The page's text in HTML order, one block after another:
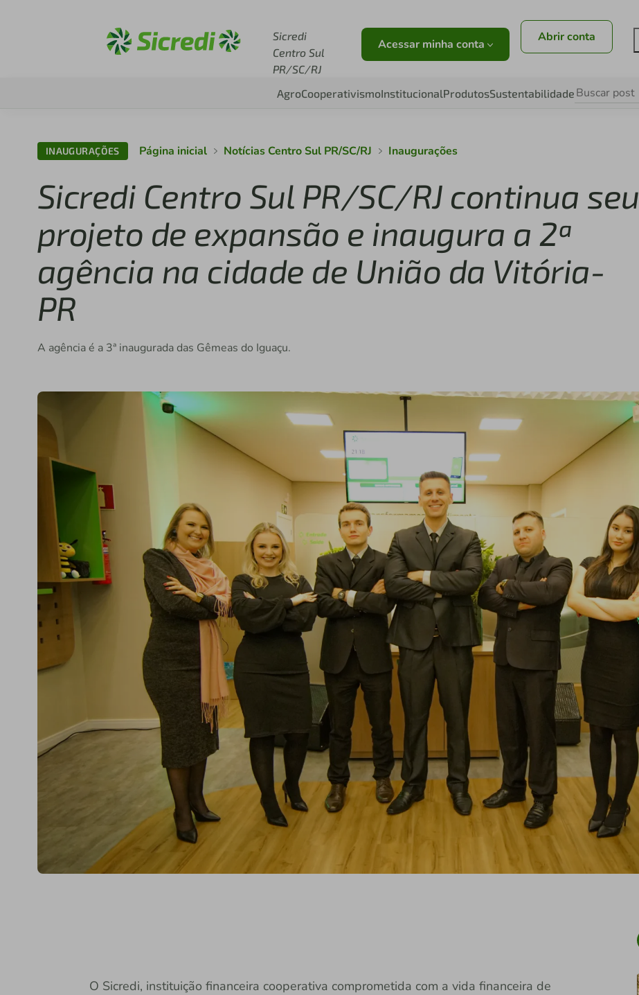
Sicredi
Centro Sul
PR/SC/RJ
Acessar minha conta Abrir conta
AgroCooperativismoInstitucionalProdutosSustentabilidade
INAUGURAÇÕES Página inicial Notícias Centro Sul PR/SC/RJ Inaugurações
Sicredi Centro Sul PR/SC/RJ continua seu
projeto de expansão e inaugura a 2ª
agência na cidade de União da Vitória-
PR
A agência é a 3ª inaugurada das Gêmeas do Iguaçu.
O Sicredi, instituição financeira cooperativa comprometida com a vida financeira de